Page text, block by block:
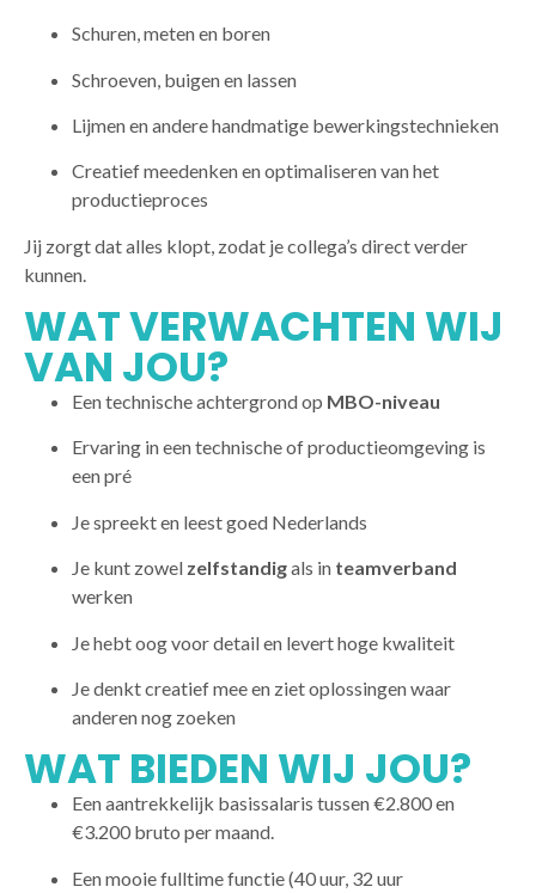
Schuren, meten en boren
Schroeven, buigen en lassen
Lijmen en andere handmatige bewerkingstechnieken
Creatief meedenken en optimaliseren van het
productieproces
Jij zorgt dat alles klopt, zodat je collega’s direct verder
kunnen.
WAT VERWACHTEN WIJ
VAN JOU?
Een technische achtergrond op MBO-niveau
Ervaring in een technische of productieomgeving is
een pré
Je spreekt en leest goed Nederlands
Je kunt zowel zelfstandigals in teamverband
werken
Je hebt oog voor detail en levert hoge kwaliteit
Je denkt creatief mee en ziet oplossingen waar
anderen nog zoeken
WAT BIEDEN WIJ JOU?
Een aantrekkelijk basissalaris tussen €2.800 en
€3.200 bruto per maand.
Een mooie fulltime functie (40 uur, 32 uur